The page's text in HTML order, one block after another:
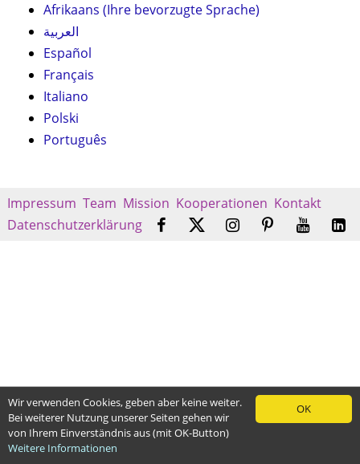
Afrikaans (Ihre bevorzugte Sprache)
العربية
Español
Français
Italiano
Polski
Português
Impressum Team Mission Kooperationen Kontakt
Datenschutzerklärung
OK
Wir verwenden Cookies, geben aber keine weiter.
Bei weiterer Nutzung unserer Seiten gehen wir
von Ihrem Einverständnis aus (mit OK-Button)
Weitere Informationen